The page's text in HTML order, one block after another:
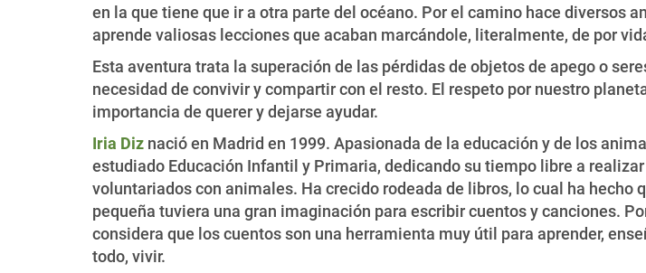
en la que tiene que ir a otra parte del océano. Por el camino hace diversos
aprende valiosas lecciones que acaban marcándole, literalmente, de por
Esta aventura trata la superación de las pérdidas de objetos de apego o
necesidad de convivir y compartir con el resto. El respeto por nuestro
importancia de querer y dejarse ayudar.
Iria Diz nació en Madrid en 1999. Apasionada de la educación y de los
estudiado Educación Infantil y Primaria, dedicando su tiempo libre a realizar
voluntariados con animales. Ha crecido rodeada de libros, lo cual ha hecho
pequeña tuviera una gran imaginación para escribir cuentos y canciones.
considera que los cuentos son una herramienta muy útil para aprender,
todo, vivir.